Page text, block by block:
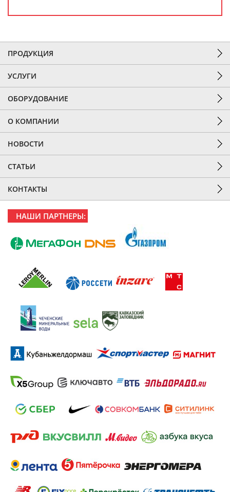
ПРОДУКЦИЯ
УСЛУГИ
ОБОРУДОВАНИЕ
О КОМПАНИИ
НОВОСТИ
СТАТЬИ
КОНТАКТЫ
НАШИ ПАРТНЕРЫ: